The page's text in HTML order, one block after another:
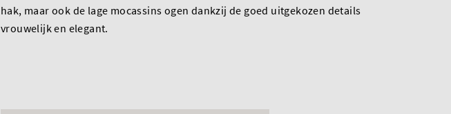
hak, maar ook de lage mocassins ogen dankzij de goed uitgekozen details
vrouwelijk en elegant.